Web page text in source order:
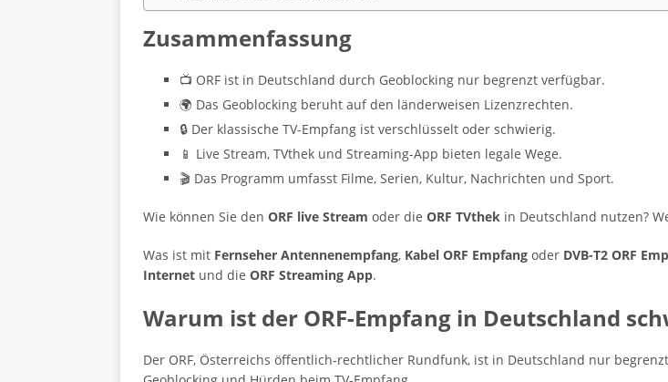
Zusammenfassung
📺 ORF ist in Deutschland durch Geoblocking nur begrenzt verfügbar.
🌍 Das Geoblocking beruht auf den länderweisen Lizenzrechten.
🔒 Der klassische TV-Empfang ist verschlüsselt oder schwierig.
📱 Live Stream, TVthek und Streaming-App bieten legale Wege.
🎬 Das Programm umfasst Filme, Serien, Kultur, Nachrichten und Sport.
Wie können Sie den ORF live Stream oder die ORF TVthek in Deutschland nutzen?
Was ist mit Fernseher Antennenempfang, Kabel ORF Empfang oder DVB-T2 ORF
Internet und die ORF Streaming App.
Warum ist der ORF-Empfang in Deutschland
Der ORF, Österreichs öffentlich-rechtlicher Rundfunk, ist in Deutschland nur